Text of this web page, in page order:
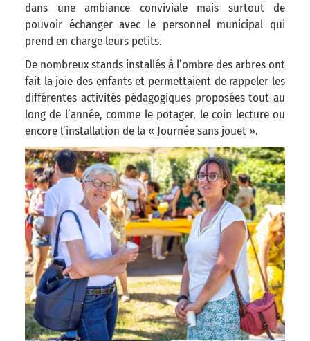
dans une ambiance conviviale mais surtout de
pouvoir échanger avec le personnel municipal qui
prend en charge leurs petits.
De nombreux stands installés à l’ombre des arbres ont
fait la joie des enfants et permettaient de rappeler les
différentes activités pédagogiques proposées tout au
long de l’année, comme le potager, le coin lecture ou
encore l’installation de la « Journée sans jouet ».